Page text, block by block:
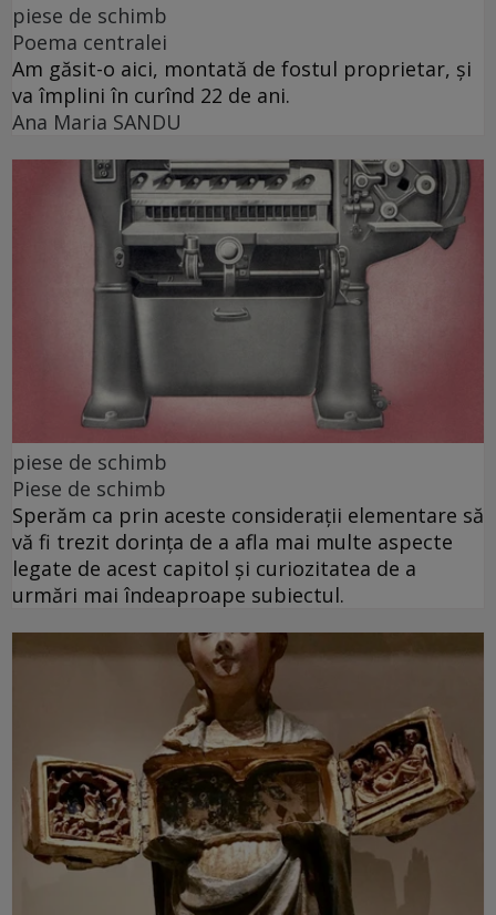
piese de schimb
Poema centralei
Am găsit-o aici, montată de fostul proprietar, și
va împlini în curînd 22 de ani.
Ana Maria SANDU
piese de schimb
Piese de schimb
Sperăm ca prin aceste considerații elementare să
vă fi trezit dorința de a afla mai multe aspecte
legate de acest capitol și curiozitatea de a
urmări mai îndeaproape subiectul.